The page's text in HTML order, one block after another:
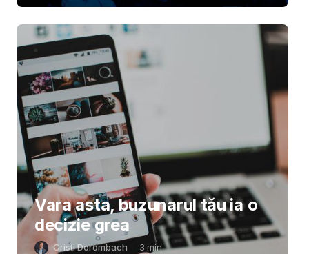
Vara asta, buzunarul tău ia o
decizie grea
Cristi Dorombach 3 min